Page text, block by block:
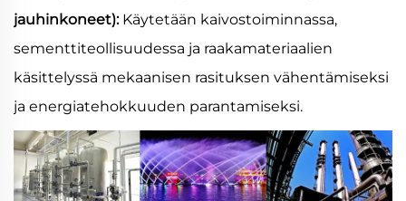
jauhinkoneet): Käytetään kaivostoiminnassa,
sementtiteollisuudessa ja raakamateriaalien
käsittelyssä mekaanisen rasituksen vähentämiseksi
ja energiatehokkuuden parantamiseksi.